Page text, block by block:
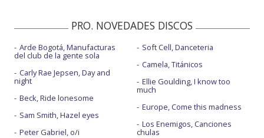
PRO. NOVEDADES DISCOS
Arde Bogotá, Manufacturas
del club de la gente sola
Carly Rae Jepsen, Day and
night
Beck, Ride lonesome
Sam Smith, Hazel eyes
Peter Gabriel, o/i
Soft Cell, Danceteria
Camela, Titánicos
Ellie Goulding, I know too
much
Europe, Come this madness
Los Enemigos, Canciones
chulas